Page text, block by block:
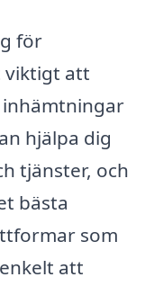
för
viktigt att
hjälpa dig
tjänster, och
bästa
som
att